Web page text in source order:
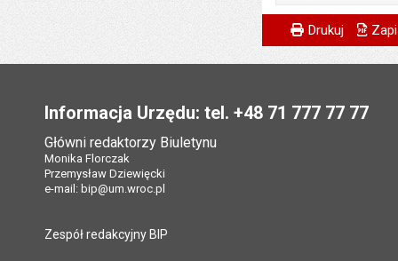
Ostatnio
Data ostatniej
Data
Liczba pobrań:
Data wytworzenia:
Opublikował w BIP:
Data
Wytworzył:
Data wytworzenia:
Data opublikowania:
Metryczka
Odpowiedzialny
Data opublikowania:
Ostatnio
Data ostatniej
Powiadom
Drukuj
Informacja Urzędu: tel. +48 71 777 77 77
Główni redaktorzy Biuletynu
Monika Florczak
Przemysław Dziewięcki
e-mail: bip@um.wroc.pl
Zespół redakcyjny BIP